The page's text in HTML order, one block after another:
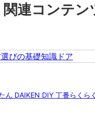
関連コンテン